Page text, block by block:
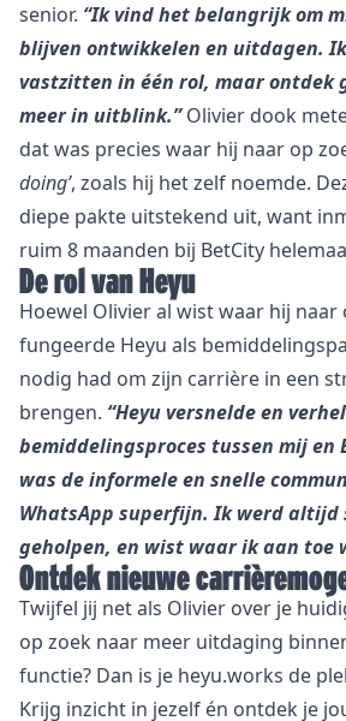
senior. “Ik vind het belangrijk om
blijven ontwikkelen en uitdagen.
vastzitten in één rol, maar ontdek
meer in uitblink.”Olivier dook
dat was precies waar hij naar op
doing’, zoals hij het zelf noemde.
diepe pakte uitstekend uit, want
ruim 8 maanden bij BetCity
De rol van Heyu
Hoewel Olivier al wist waar hij naar
fungeerde Heyu als
nodig had om zijn carrière in een
brengen. “Heyu versnelde en
bemiddelingsproces tussen mij en
was de informele en snelle
WhatsApp superfijn. Ik werd altijd
geholpen, en wist waar ik aan toe
Ontdek nieuwe
Twijfel jij net als Olivier over je
op zoek naar meer uitdaging
functie? Dan is je heyu.works de
Krijg inzicht in jezelf én ontdek je